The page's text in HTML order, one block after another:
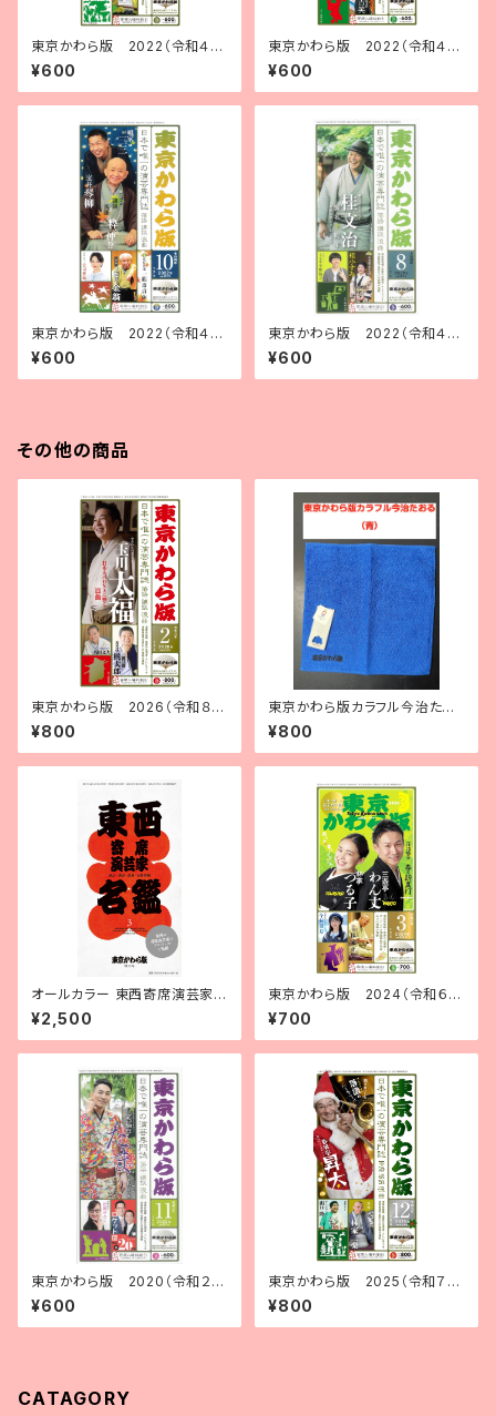
東京かわら版 2022（令和４）
年９月号
¥600
東京かわら版 2022（令和４）
年12月号
¥600
東京かわら版 2022（令和４）
年10月号
¥600
東京かわら版 2022（令和４）
年８月号
¥600
その他の商品
東京かわら版 2026（令和８）
年２月号
¥800
東京かわら版カラフル今治たお
る（青）
¥800
オールカラー 東西寄席演芸家名
鑑3【2026年版】
¥2,500
東京かわら版 2024（令和６）
年３月号
¥700
東京かわら版 2020（令和２）
年11月号
¥600
東京かわら版 2025（令和７）
年12月号
¥800
CATAGORY